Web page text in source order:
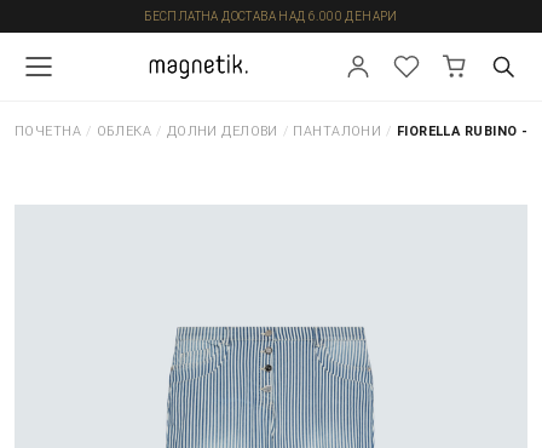
БЕСПЛАТНА ДОСТАВА НАД 6.000 ДЕНАРИ
ПОЧЕТНА / ОБЛЕКА / ДОЛНИ ДЕЛОВИ / ПАНТАЛОНИ / FIORELLA RUBINO